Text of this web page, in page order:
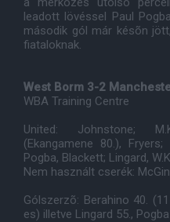
leadott lövéssel Paul
második gól már késõn
fiataloknak.
West Borm 3-2
WBA Training Centre
United: Johnstone;
(Ekangamene 80.),
Pogba, Blackett; Lingard,
Nem használt cserék:
Gólszerzõ: Berahino 40.
es) illetve Lingard 55.,